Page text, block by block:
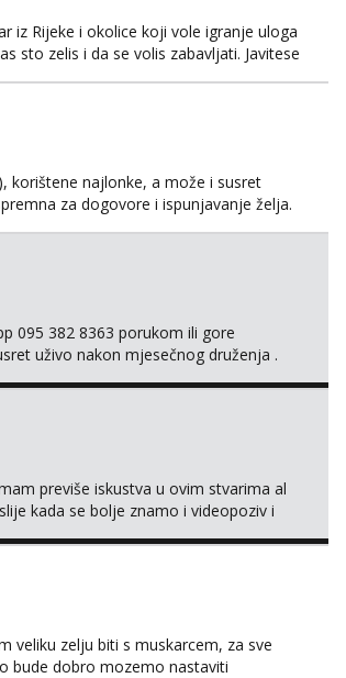
iz Rijeke i okolice koji vole igranje uloga
sto zelis i da se volis zabavljati. Javitese
korištene najlonke, a može i susret
za dogovore i ispunjavanje želja.
095 382 8363 porukom ili gore
uživo nakon mjesečnog druženja .
previše iskustva u ovim stvarima al
kada se bolje znamo i videopoziv i
veliku zelju biti s muskarcem, za sve
bude dobro mozemo nastaviti